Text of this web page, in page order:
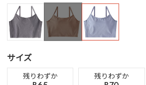
サイズ
残りわずか 残りわずか